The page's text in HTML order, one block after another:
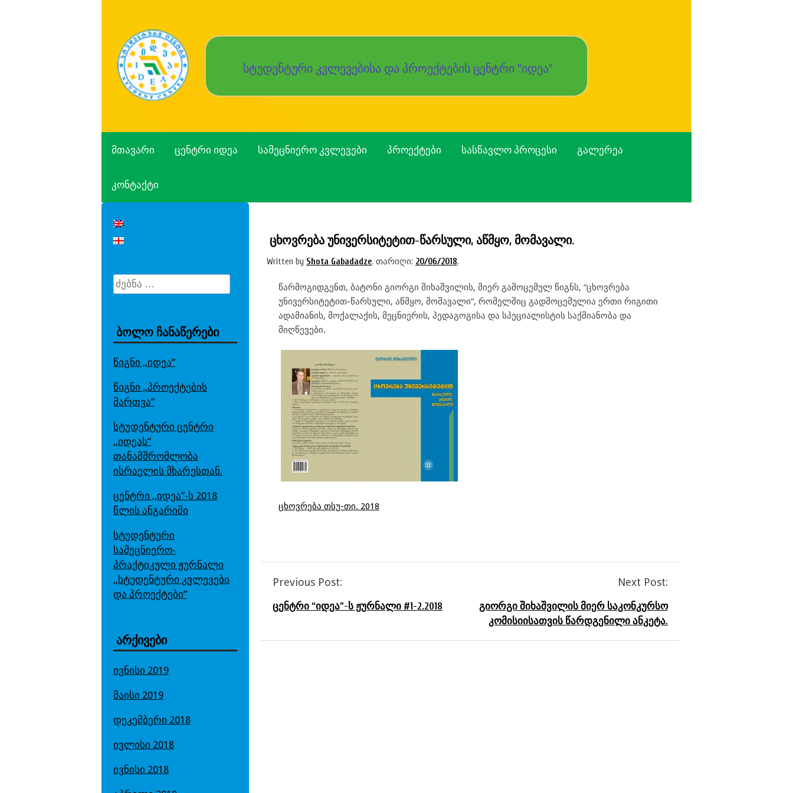
content
სტუდენტური კვლევებისა და პროექტების ცენტრი "იდეა"
ᲛᲗᲐᲕᲐᲠᲘ ᲪᲔᲜᲢᲠᲘ ᲘᲓᲔᲐ ᲡᲐᲛᲔᲪᲜᲘᲔᲠᲝ ᲙᲕᲚᲔᲕᲔᲑᲘ ᲞᲠᲝᲔᲥᲢᲔᲑᲘ ᲡᲐᲡᲬᲐᲕᲚᲝ ᲞᲠᲝᲪᲔᲡᲘ ᲒᲐᲚᲔᲠᲔᲐ
ᲙᲝᲜᲢᲐᲥᲢᲘ
ცხოვრება უნივერსიტეტით-წარსული, აწმყო, მომავალი.
Written by Shota Gabadadze. თარიღი: 20/06/2018.
წარმოგიდგენთ, ბატონი გიორგი შიხაშვილის, მიერ გამოცემულ წიგნს, “ცხოვრება
უნივერსიტეტით-წარსული, აწმყო, მომავალი”, რომელშიც გადმოცემულია ერთი რიგითი
ადამიანის, მოქალაქის, მეცნიერის, პედაგოგისა და სპეციალისტის საქმიანობა და
მიღწევები.
ცხოვრება თსუ-თი. 2018
Post
navigation
Previous Post:
ცენტრი “იდეა”-ს ჟურნალი #1-2.2018
Next Post:
გიორგი შიხაშვილის მიერ საკონკურსო
კომისიისათვის წარდგენილი ანკეტა.
ძებნა:
ბოლო ჩანაწერები
წიგნი ,,იდეა”
წიგნი ,,პროექტების
მართვა”
სტუდენტური ცენტრი
,,იდეას“
თანამშრომლობა
ისრაელის მხარესთან.
ცენტრი ,,იდეა”-ს 2018
წლის ანგარიში
სტუდენტური
სამეცნიერო-
პრაქტიკული ჟურნალი
,,სტუდენტური კვლევები
და პროექტები”
არქივები
ივნისი 2019
მაისი 2019
დეკემბერი 2018
ივლისი 2018
ივნისი 2018